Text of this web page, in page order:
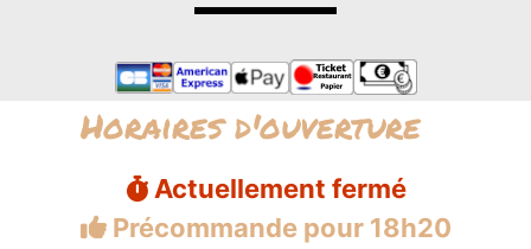
Horaires d'ouverture
Actuellement fermé
Précommande pour 18h20